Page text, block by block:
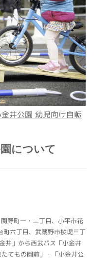
井公園 幼児向け自転
について
野町一・二丁目、小平市花
六丁目、武蔵野市桜堤三丁
井」から西武バス「小金井
てもの園前」・「小金井公